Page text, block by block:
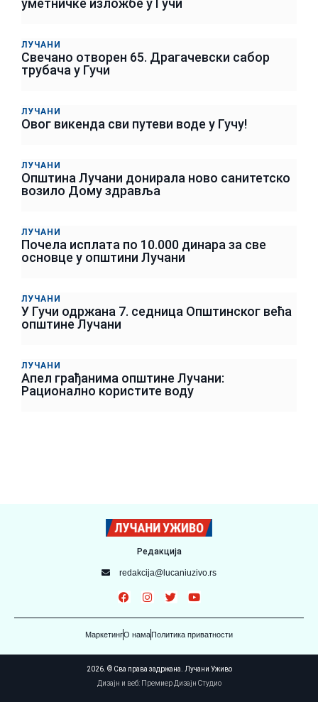
ЛУЧАНИ
Свечано отворен 65. Драгачевски сабор
трубача у Гучи
ЛУЧАНИ
Овог викенда сви путеви воде у Гучу!
ЛУЧАНИ
Општина Лучани донирала ново санитетско
возило Дому здравља
ЛУЧАНИ
Почела исплата по 10.000 динара за све
основце у општини Лучани
ЛУЧАНИ
У Гучи одржана 7. седница Општинског већа
општине Лучани
ЛУЧАНИ
Апел грађанима општине Лучани:
Рационално користите воду
Редакција
redakcija@lucaniuzivo.rs
МаркетингО намаПолитика приватности
2026. © Сва права задржана. Лучани Уживо
Дизајн и веб: Премиер Дизајн Студио